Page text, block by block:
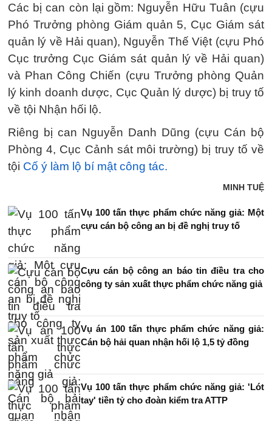
Các bị can còn lại gồm: Nguyễn Hữu Tuân (cựu
Phó Trưởng phòng Giám quản 5, Cục Giám sát
quản lý về Hải quan), Nguyễn Thế Việt (cựu Phó
Cục trưởng Cục Giám sát quản lý về Hải quan)
và Phan Công Chiến (cựu Trưởng phòng Quản
lý kinh doanh dược, Cục Quản lý dược) bị truy tố
về tội Nhận hối lộ.
Riêng bị can Nguyễn Danh Dũng (cựu Cán bộ
Phòng 4, Cục Cảnh sát môi trường) bị truy tố về
tội Cố ý làm lộ bí mật công tác.
MINH TUỆ
Vụ 100 tấn thực phẩm chức năng giả: Một
cựu cán bộ công an bị đề nghị truy tố
Cựu cán bộ công an báo tin điều tra cho
công ty sản xuất thực phẩm chức năng giả
Vụ án 100 tấn thực phẩm chức năng giả:
Cán bộ hải quan nhận hối lộ 1,5 tỷ đồng
Vụ 100 tấn thực phẩm chức năng giả: 'Lót
tay' tiền tỷ cho đoàn kiểm tra ATTP